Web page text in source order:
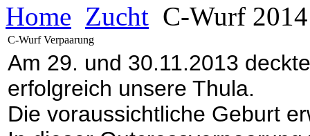
Home Zucht C-Wurf
C-Wurf Verpaarung
Am 29. und 30.11.2013
erfolgreich unsere Thula.
Die voraussichtliche Geburt